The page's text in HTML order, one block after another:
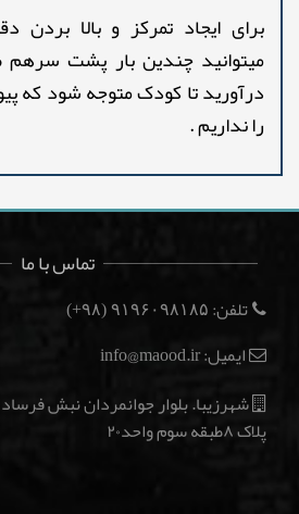
برای ایجاد تمرکز و بالا
میتوانید چندین بار پشت
درآورید تا کودک متوجه شود که
را نداریم .
تماس با ما
تلفن: ۹۱۹۶۰۹۸۱۸۵ (۹۸+)
ایمیل: info@maood.ir
شهرزیبا. بلوار جوانمردان نبش
پلاک ۸طبقه سوم واحد۲۰